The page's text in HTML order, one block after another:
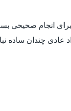
برای انجام صحیحی
عادی چندان ساده